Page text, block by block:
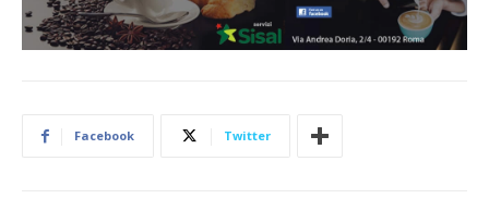
Facebook Twitter